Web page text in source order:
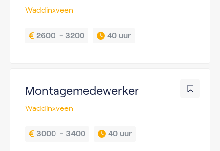
Waddinxveen
2600  - 3200 40 uur
Montagemedewerker
Waddinxveen
3000  - 3400 40 uur